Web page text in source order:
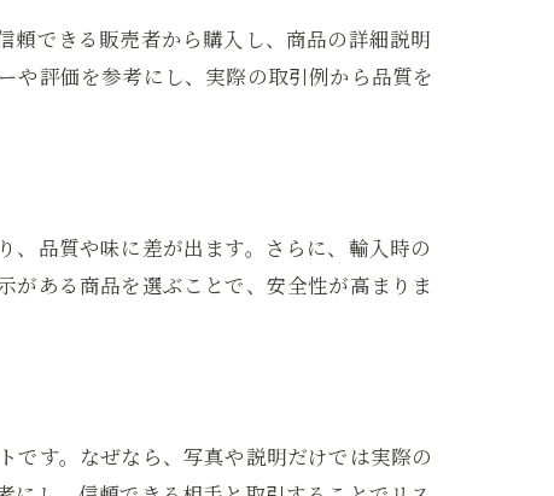
頼できる販売者から購入し、商品の詳細説明
や評価を参考にし、実際の取引例から品質を
、品質や味に差が出ます。さらに、輸入時の
がある商品を選ぶことで、安全性が高まりま
です。なぜなら、写真や説明だけでは実際の